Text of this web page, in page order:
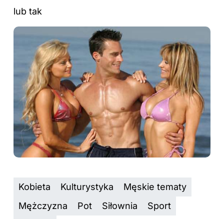
lub tak
Kobieta Kulturystyka
Męskie tematy
Mężczyzna
Pot Siłownia
Sport